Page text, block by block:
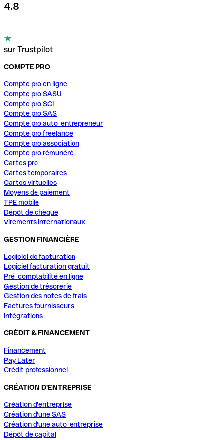
4.8
sur Trustpilot
COMPTE PRO
Compte pro en ligne
Compte pro SASU
Compte pro SCI
Compte pro SAS
Compte pro auto-entrepreneur
Compte pro freelance
Compte pro association
Compte pro rémunéré
Cartes pro
Cartes temporaires
Cartes virtuelles
Moyens de paiement
TPE mobile
Dépôt de chèque
Virements internationaux
GESTION FINANCIÈRE
Logiciel de facturation
Logiciel facturation gratuit
Pré-comptabilité en ligne
Gestion de trésorerie
Gestion des notes de frais
Factures fournisseurs
Intégrations
CRÈDIT & FINANCEMENT
Financement
Pay Later
Crédit professionnel
CRÉATION D'ENTREPRISE
Création d'entreprise
Création d'une SAS
Création d'une auto-entreprise
Dépôt de capital